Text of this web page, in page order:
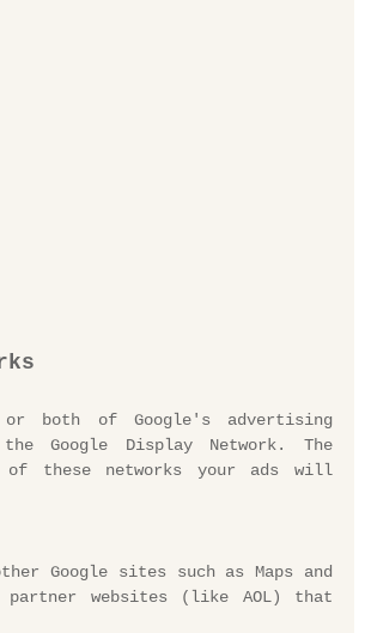
or both of Google's advertising
Google Display Network. The
of these networks your ads will
Google sites such as Maps and
partner websites (like AOL) that